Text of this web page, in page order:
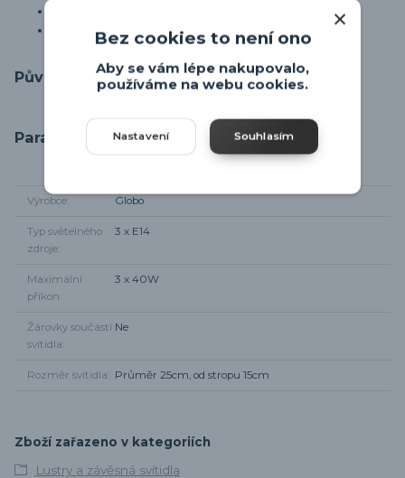
Vhodné do moderních interiérů
Původ zboží
Parametry
Výrobce Globo
Typ světelného
zdroje
3 x E14
Maximální
příkon
3 x 40W
Žárovky součástí
svítidla
Ne
Rozměr svítidla Průměr 25cm, od stropu 15cm
Zboží zařazeno v kategoriích
Lustry a závěsná svítidla
Bez cookies to není ono
Aby se vám lépe nakupovalo,
používáme na webu cookies.
Nastavení Souhlasím